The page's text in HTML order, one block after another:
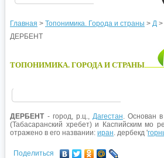
Главная > Топонимика. Города и страны > Д >
ДЕРБЕНТ
ТОПОНИМИКА. ГОРОДА И СТРАНЫ
ДЕРБЕНТ - город, р.ц., Дагестан. Основан
(Табасаранский хребет) и Каспийским
отражено в его названии: иран. дербекд '
Поделиться